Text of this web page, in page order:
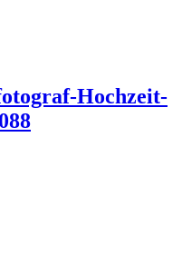
Hochzeit-